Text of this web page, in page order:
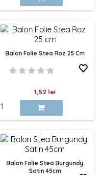
Balon Folie Stea Roz 25 Cm
Pret
1,52 lei
Balon Folie Stea Burgundy
Satin 45cm